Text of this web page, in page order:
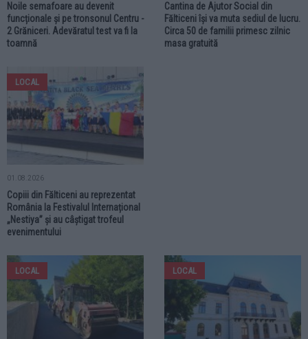
Noile semafoare au devenit
funcționale și pe tronsonul Centru -
2 Grăniceri. Adevăratul test va fi la
toamnă
Cantina de Ajutor Social din
Fălticeni își va muta sediul de lucru.
Circa 50 de familii primesc zilnic
masa gratuită
LOCAL
01.08.2026
Copiii din Fălticeni au reprezentat
România la Festivalul Internațional
„Nestiya” și au câștigat trofeul
evenimentului
LOCAL LOCAL